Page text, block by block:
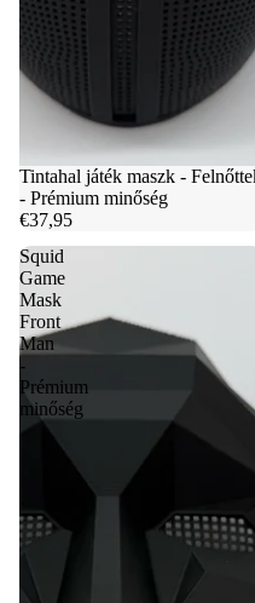
Tintahal játék maszk -
- Prémium minőség
€37,95
Squid
Game
Mask
Front
Man
-
Prémium
minőség